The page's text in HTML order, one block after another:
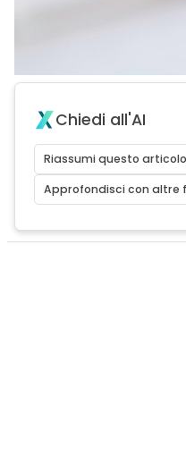
Chiedi all'AI
Riassumi questo articolo
Approfondisci con altre